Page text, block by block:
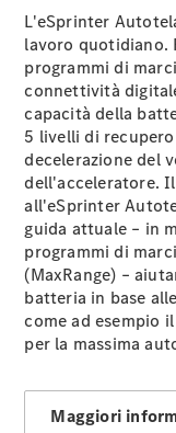
Classe V
Mercedes-
Benz Store
eSprinter
L'eSprinter
lavoro quotidiano.
programmi di
connettività
capacità della
5 livelli di
decelerazione del
dell'acceleratore.
all'eSprinter
guida attuale – in
programmi di
(MaxRange) –
batteria in base
come ad esempio
per la massima
Maggiori